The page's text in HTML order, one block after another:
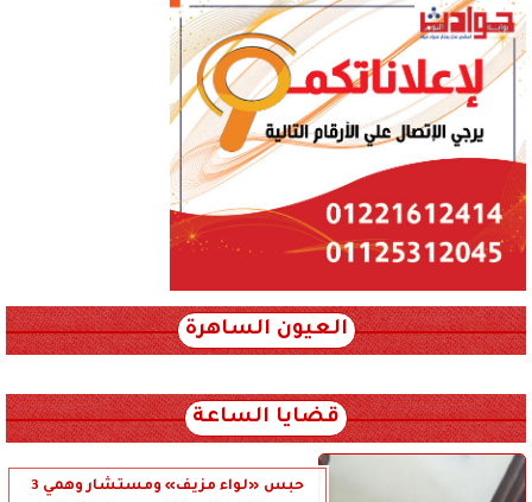
العيون الساهرة
قضايا الساعة
حبس «لواء مزيف» ومستشار وهمي 3